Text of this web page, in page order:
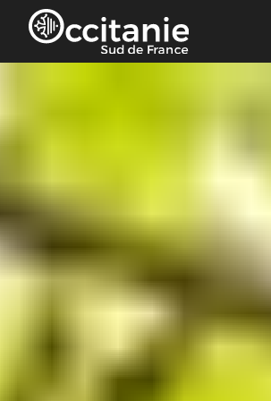
Panneau de gestion des cookies